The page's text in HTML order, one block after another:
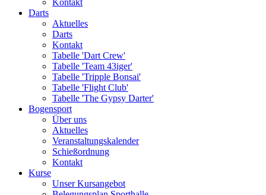
Kontakt
Darts
Aktuelles
Darts
Kontakt
Tabelle 'Dart Crew'
Tabelle 'Team 43iger'
Tabelle 'Tripple Bonsai'
Tabelle 'Flight Club'
Tabelle 'The Gypsy Darter'
Bogensport
Über uns
Aktuelles
Veranstaltungskalender
Schießordnung
Kontakt
Kurse
Unser Kursangebot